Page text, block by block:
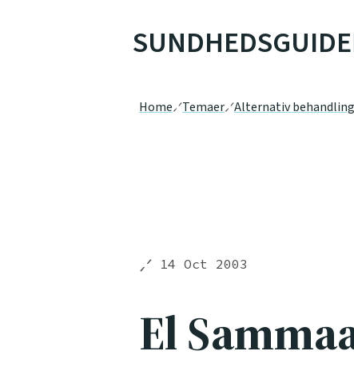
Home Temaer Alternativ behandling
14 Oct 2003
El